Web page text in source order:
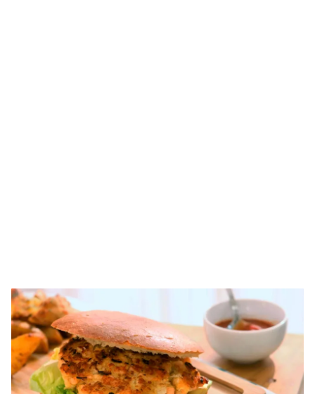
Guardar como favorito
Para poder guardar como favorito, primero has
Contenido enviado
Gracias por suscribirte a nuestro boletín.